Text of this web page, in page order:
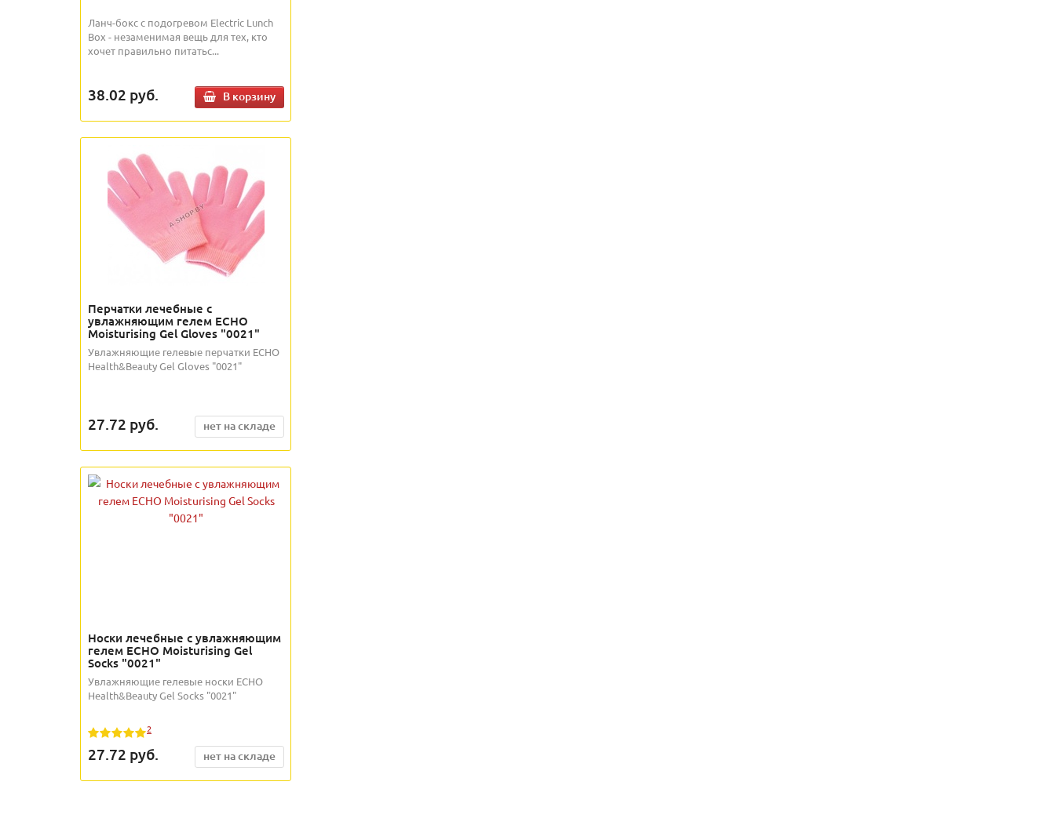
Ланч-бокс с подогревом Electric Lunch
Box - незаменимая вещь для тех, кто
хочет правильно питатьс...
38.02 руб. В корзину
Перчатки лечебные с
увлажняющим гелем ECHO
Moisturising Gel Gloves "0021"
Увлажняющие гелевые перчатки ECHO
Health&Beauty Gel Gloves "0021"
27.72 руб. нет на складе
Носки лечебные с увлажняющим
гелем ECHO Moisturising Gel
Socks "0021"
Увлажняющие гелевые носки ECHO
Health&Beauty Gel Socks "0021"
2
27.72 руб. нет на складе